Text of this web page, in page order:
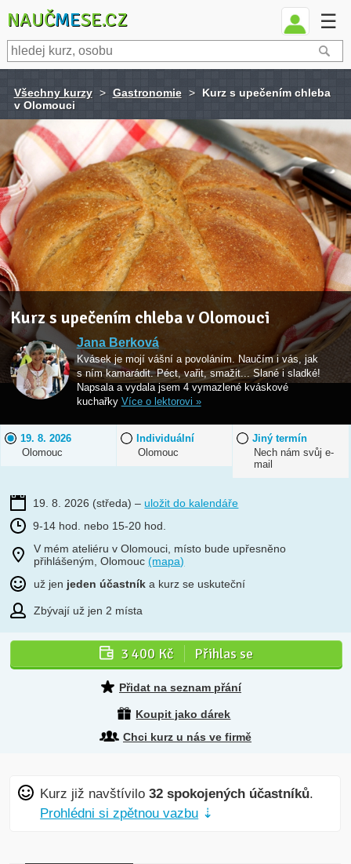
NAUČMESE.CZ ☰
Všechny kurzy > Gastronomie >
Kurz s upečením chleba
v Olomouci
Kurz s upečením chleba v Olomouci
Jana Berková
Kvásek je mojí vášní a povoláním. Naučím i vás, jak
s ním kamarádit. Péct, vařit, smažit... Slané i sladké!
Napsala a vydala jsem 4 vymazlené kváskové
kuchařky Více o lektorovi »
19. 8. 2026
Olomouc
Individuální
Olomouc
Jiný termín
Nech nám svůj e-
mail
19. 8. 2026 (středa) – uložit do kalendáře
9-14 hod. nebo 15-20 hod.
V mém ateliéru v Olomouci, místo bude upřesněno
přihlášeným, Olomouc(mapa)
už jen jeden účastník a kurz se uskuteční
Zbývají už jen 2 místa
3 400 Kč Přihlas se
Přidat na seznam přání
Koupit jako dárek
Chci kurz u nás ve firmě
Kurz již navštívilo32 spokojených účastníků.
Prohlédni si zpětnou vazbu ⇣